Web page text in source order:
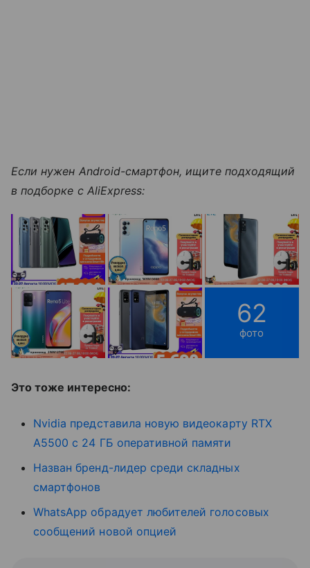
Если нужен Android-смартфон, ищите подходящий
в подборке с AliExpress:
62
фото
Это тоже интересно:
Nvidia представила новую видеокарту RTX
A5500 с 24 ГБ оперативной памяти
Назван бренд-лидер среди складных
смартфонов
WhatsApp обрадует любителей голосовых
сообщений новой опцией